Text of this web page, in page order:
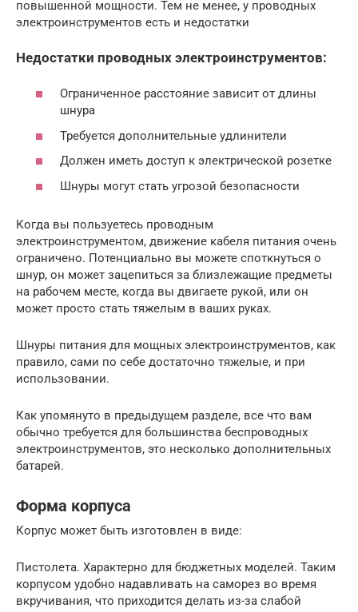
повышенной мощности. Тем не менее, у проводных
электроинструментов есть и недостатки
Недостатки проводных электроинструментов:
Ограниченное расстояние зависит от длины
шнура
Требуется дополнительные удлинители
Должен иметь доступ к электрической розетке
Шнуры могут стать угрозой безопасности
Когда вы пользуетесь проводным
электроинструментом, движение кабеля питания очень
ограничено. Потенциально вы можете споткнуться о
шнур, он может зацепиться за близлежащие предметы
на рабочем месте, когда вы двигаете рукой, или он
может просто стать тяжелым в ваших руках.
Шнуры питания для мощных электроинструментов, как
правило, сами по себе достаточно тяжелые, и при
использовании.
Как упомянуто в предыдущем разделе, все что вам
обычно требуется для большинства беспроводных
электроинструментов, это несколько дополнительных
батарей.
Форма корпуса
Корпус может быть изготовлен в виде:
Пистолета. Характерно для бюджетных моделей. Таким
корпусом удобно надавливать на саморез во время
вкручивания, что приходится делать из-за слабой